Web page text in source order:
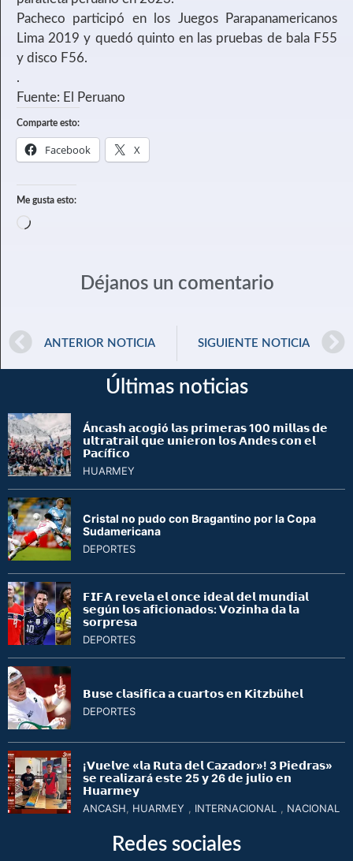
Pacheco participó en los Juegos Parapanamericanos
Lima 2019 y quedó quinto en las pruebas de bala F55
y disco F56.
.
Fuente: El Peruano
Comparte esto:
Facebook X
Me gusta esto:
Déjanos un comentario
ANTERIOR NOTICIA SIGUIENTE NOTICIA
Últimas noticias
Á𝗻𝗰𝗮𝘀𝗵 𝗮𝗰𝗼𝗴𝗶ó 𝗹𝗮𝘀 𝗽𝗿𝗶𝗺𝗲𝗿𝗮𝘀 100 𝗺𝗶𝗹𝗹𝗮𝘀 𝗱𝗲
𝘂𝗹𝘁𝗿𝗮𝘁𝗿𝗮𝗶𝗹 𝗾𝘂𝗲 𝘂𝗻𝗶𝗲𝗿𝗼𝗻 𝗹𝗼𝘀 𝗔𝗻𝗱𝗲𝘀 𝗰𝗼𝗻 𝗲𝗹
𝗣𝗮𝗰í𝗳𝗶𝗰𝗼
HUARMEY
Cristal no pudo con Bragantino por la Copa
Sudamericana
DEPORTES
𝗙𝗜𝗙𝗔 𝗿𝗲𝘃𝗲𝗹𝗮 𝗲𝗹 𝗼𝗻𝗰𝗲 𝗶𝗱𝗲𝗮𝗹 𝗱𝗲𝗹 𝗺𝘂𝗻𝗱𝗶𝗮𝗹
𝘀𝗲𝗴ú𝗻 𝗹𝗼𝘀 𝗮𝗳𝗶𝗰𝗶𝗼𝗻𝗮𝗱𝗼𝘀: 𝗩𝗼𝘇𝗶𝗻𝗵𝗮 𝗱𝗮 𝗹𝗮
𝘀𝗼𝗿𝗽𝗿𝗲𝘀𝗮
DEPORTES
𝗕𝘂𝘀𝗲 𝗰𝗹𝗮𝘀𝗶𝗳𝗶𝗰𝗮 𝗮 𝗰𝘂𝗮𝗿𝘁𝗼𝘀 𝗲𝗻 𝗞𝗶𝘁𝘇𝗯ü𝗵𝗲𝗹
DEPORTES
¡𝗩𝘂𝗲𝗹𝘃𝗲 «𝗹𝗮 𝗥𝘂𝘁𝗮 𝗱𝗲𝗹 𝗖𝗮𝘇𝗮𝗱𝗼𝗿»! 3 𝗣𝗶𝗲𝗱𝗿𝗮𝘀»
𝘀𝗲 𝗿𝗲𝗮𝗹𝗶𝘇𝗮𝗿á 𝗲𝘀𝘁𝗲 25 𝘆 26 𝗱𝗲 𝗷𝘂𝗹𝗶𝗼 𝗲𝗻
𝗛𝘂𝗮𝗿𝗺𝗲𝘆
ANCASH HUARMEY INTERNACIONAL NACIONAL
Redes sociales